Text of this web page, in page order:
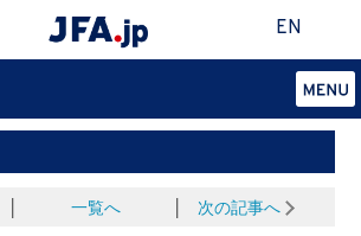
EN
一覧へ 次の記事へ